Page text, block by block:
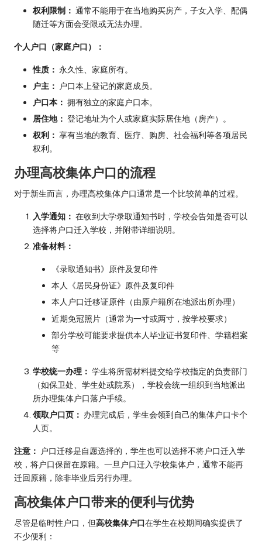
权利限制： 通常不能用于在当地购买房产，子女入学、配偶
随迁等方面会受限或无法办理。
个人户口（家庭户口）：
性质： 永久性、家庭所有。
户主： 户口本上登记的家庭成员。
户口本： 拥有独立的家庭户口本。
居住地： 登记地址为个人或家庭实际居住地（房产）。
权利： 享有当地的教育、医疗、购房、社会福利等各项居民
权利。
办理高校集体户口的流程
对于新生而言，办理高校集体户口通常是一个比较简单的过程。
入学通知： 在收到大学录取通知书时，学校会告知是否可以
选择将户口迁入学校，并附带详细说明。
准备材料：
《录取通知书》原件及复印件
本人《居民身份证》原件及复印件
本人户口迁移证原件（由原户籍所在地派出所办理）
近期免冠照片（通常为一寸或两寸，按学校要求）
部分学校可能要求提供本人毕业证书复印件、学籍档案
等
学校统一办理： 学生将所需材料提交给学校指定的负责部门
（如保卫处、学生处或院系），学校会统一组织到当地派出
所办理集体户口落户手续。
领取户口页： 办理完成后，学生会领到自己的集体户口卡个
人页。
注意： 户口迁移是自愿选择的，学生也可以选择不将户口迁入学
校，将户口保留在原籍。一旦户口迁入学校集体户，通常不能再
迁回原籍，除非毕业后另行办理。
高校集体户口带来的便利与优势
尽管是临时性户口，但高校集体户口在学生在校期间确实提供了
不少便利：